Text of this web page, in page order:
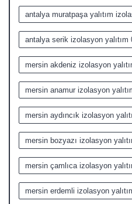
antalya muratpaşa yalıtım
antalya serik izolasyon yalıtım
mersin akdeniz izolasyon
mersin anamur izolasyon
mersin aydıncık izolasyon
mersin bozyazı izolasyon
mersin çamlıca izolasyon
mersin erdemli izolasyon